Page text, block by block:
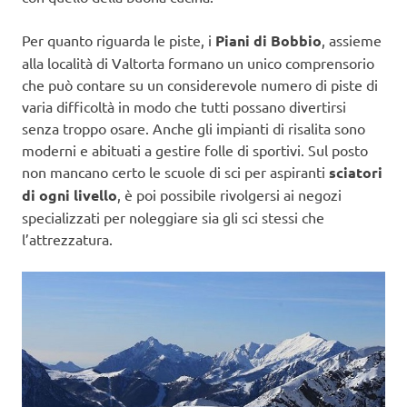
Per quanto riguarda le piste, i Piani di Bobbio , assieme
alla località di Valtorta formano un unico comprensorio
che può contare su un considerevole numero di piste di
varia difficoltà in modo che tutti possano divertirsi
senza troppo osare. Anche gli impianti di risalita sono
moderni e abituati a gestire folle di sportivi. Sul posto
non mancano certo le scuole di sci per aspiranti sciatori
di ogni livello , è poi possibile rivolgersi ai negozi
specializzati per noleggiare sia gli sci stessi che
l’attrezzatura.